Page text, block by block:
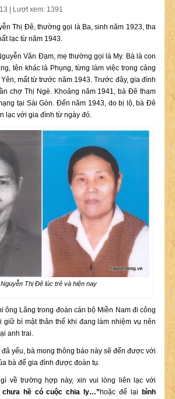
| Lượt xem: 1391
Thị Đê, thường gọi là Ba, sinh năm 1923, tha
lạc từ năm 1943.
Văn Đạm, mẹ thường gọi là My. Bà là con
tên khác là Phụng, từng làm việc trong cảng
mất từ trước năm 1943. Trước đây, gia đình
chợ Thị Ngè. Khoảng năm 1941, bà Đê tham
tại Sài Gòn. Đến năm 1943, do bị lộ, bà Đê
lạc với gia đình từ ngày đó.
Nguyễn Thị Đê lúc trẻ và hiện nay
ông Lãng trong đoàn cán bộ Miền Nam đi công
giữ bí mật thân thế khi đang làm nhiệm vụ nên
anh trai.
yếu, bà mong thông báo này sẽ đến được với
bà để gia đình được đoàn tụ.
về trường hợp này, xin vui lòng liên lạc với
chưa hề có cuộc chia ly…”hoặc để lại
bình